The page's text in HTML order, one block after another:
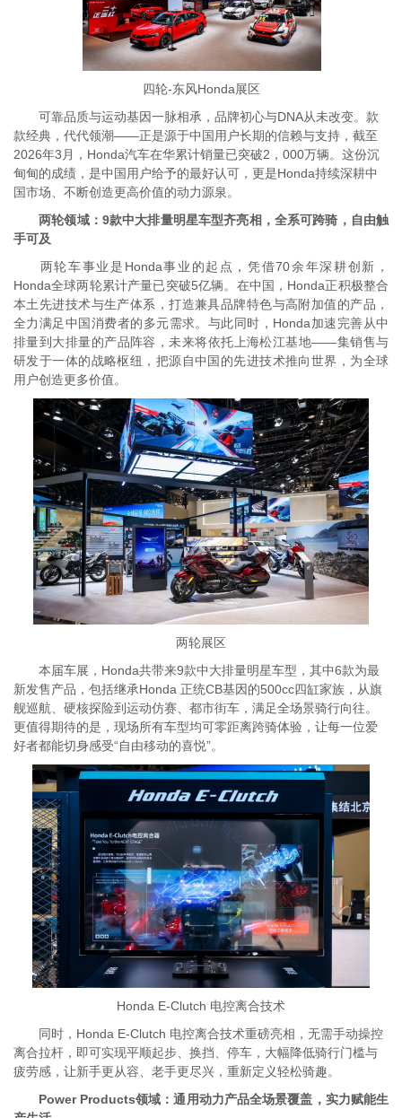
四轮-东风Honda展区
可靠品质与运动基因一脉相承，品牌初心与DNA从未改变。款
款经典，代代领潮——正是源于中国用户长期的信赖与支持，截至
2026年3月，Honda汽车在华累计销量已突破2，000万辆。这份沉
甸甸的成绩，是中国用户给予的最好认可，更是Honda持续深耕中
国市场、不断创造更高价值的动力源泉。
两轮领域：9款中大排量明星车型齐亮相，全系可跨骑，自由触
手可及
两轮车事业是Honda事业的起点，凭借70余年深耕创新，
Honda全球两轮累计产量已突破5亿辆。在中国，Honda正积极整合
本土先进技术与生产体系，打造兼具品牌特色与高附加值的产品，
全力满足中国消费者的多元需求。与此同时，Honda加速完善从中
排量到大排量的产品阵容，未来将依托上海松江基地——集销售与
研发于一体的战略枢纽，把源自中国的先进技术推向世界，为全球
用户创造更多价值。
两轮展区
本届车展，Honda共带来9款中大排量明星车型，其中6款为最
新发售产品，包括继承Honda 正统CB基因的500cc四缸家族，从旗
舰巡航、硬核探险到运动仿赛、都市街车，满足全场景骑行向往。
更值得期待的是，现场所有车型均可零距离跨骑体验，让每一位爱
好者都能切身感受“自由移动的喜悦”。
Honda E-Clutch 电控离合技术
同时，Honda E-Clutch 电控离合技术重磅亮相，无需手动操控
离合拉杆，即可实现平顺起步、换挡、停车，大幅降低骑行门槛与
疲劳感，让新手更从容、老手更尽兴，重新定义轻松骑趣。
Power Products领域：通用动力产品全场景覆盖，实力赋能生